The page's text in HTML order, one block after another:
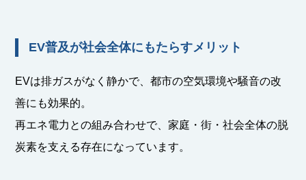
EV普及が社会全体にもたらすメリット
EVは排ガスがなく静かで、都市の空気環境や騒音の改
善にも効果的。
再エネ電力との組み合わせで、家庭・街・社会全体の脱
炭素を支える存在になっています。